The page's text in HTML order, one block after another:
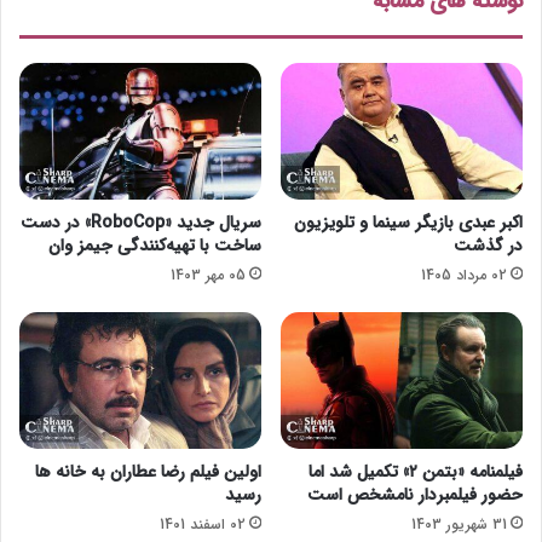
ا
ک
ر
د
ا
پ
ا
ی
خ
ت
»
ن
د
ر
اکبر عبدی بازیگر سینما و تلویزیون
در گذشت
02 مرداد 1405
سریال جدید «RoboCop» در دست
ساخت با تهیه‌کنندگی جیمز وان
05 مهر 1403
فیلمنامه «بتمن ۲» تکمیل شد اما
حضور فیلمبردار نامشخص است
31 شهریور 1403
اولین فیلم رضا عطاران به خانه ها
رسید
02 اسفند 1401